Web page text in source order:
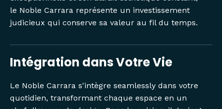
le Noble Carrara représente un investissement
judicieux qui conserve sa valeur au fil du temps.
Intégration dans Votre Vie
Le Noble Carrara s'intègre seamlessly dans votre
quotidien, transformant chaque espace en un